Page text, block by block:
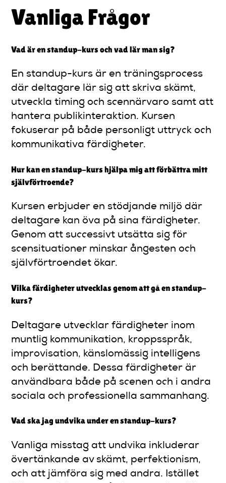
Vanliga Frågor
Vad är en standup-kurs och vad lär man sig?
En standup-kurs är en träningsprocess
där deltagare lär sig att skriva skämt,
utveckla timing och scennärvaro samt att
hantera publikinteraktion. Kursen
fokuserar på både personligt uttryck och
kommunikativa färdigheter.
Hur kan en standup-kurs hjälpa mig att förbättra mitt
självförtroende?
Kursen erbjuder en stödjande miljö där
deltagare kan öva på sina färdigheter.
Genom att successivt utsätta sig för
scensituationer minskar ångesten och
självförtroendet ökar.
Vilka färdigheter utvecklas genom att gå en standup-
kurs?
Deltagare utvecklar färdigheter inom
muntlig kommunikation, kroppsspråk,
improvisation, känslomässig intelligens
och berättande. Dessa färdigheter är
användbara både på scenen och i andra
sociala och professionella sammanhang.
Vad ska jag undvika under en standup-kurs?
Vanliga misstag att undvika inkluderar
övertänkande av skämt, perfektionism,
och att jämföra sig med andra. Istället